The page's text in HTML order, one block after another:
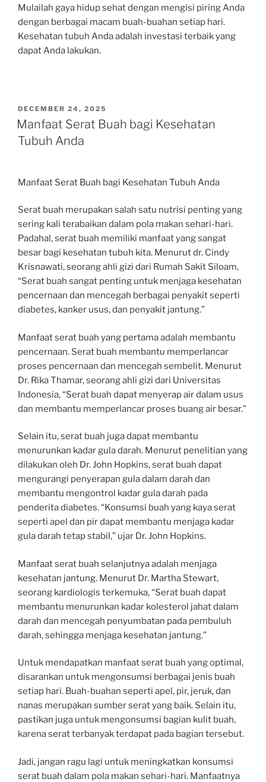
Mulailah gaya hidup sehat dengan mengisi piring Anda
dengan berbagai macam buah-buahan setiap hari.
Kesehatan tubuh Anda adalah investasi terbaik yang
dapat Anda lakukan.
POSTED
ON
DECEMBER 24, 2025
Manfaat Serat Buah bagi Kesehatan
Tubuh Anda
Manfaat Serat Buah bagi Kesehatan Tubuh Anda
Serat buah merupakan salah satu nutrisi penting yang
sering kali terabaikan dalam pola makan sehari-hari.
Padahal, serat buah memiliki manfaat yang sangat
besar bagi kesehatan tubuh kita. Menurut dr. Cindy
Krisnawati, seorang ahli gizi dari Rumah Sakit Siloam,
“Serat buah sangat penting untuk menjaga kesehatan
pencernaan dan mencegah berbagai penyakit seperti
diabetes, kanker usus, dan penyakit jantung.”
Manfaat serat buah yang pertama adalah membantu
pencernaan. Serat buah membantu memperlancar
proses pencernaan dan mencegah sembelit. Menurut
Dr. Rika Thamar, seorang ahli gizi dari Universitas
Indonesia, “Serat buah dapat menyerap air dalam usus
dan membantu memperlancar proses buang air besar.”
Selain itu, serat buah juga dapat membantu
menurunkan kadar gula darah. Menurut penelitian yang
dilakukan oleh Dr. John Hopkins, serat buah dapat
mengurangi penyerapan gula dalam darah dan
membantu mengontrol kadar gula darah pada
penderita diabetes. “Konsumsi buah yang kaya serat
seperti apel dan pir dapat membantu menjaga kadar
gula darah tetap stabil,” ujar Dr. John Hopkins.
Manfaat serat buah selanjutnya adalah menjaga
kesehatan jantung. Menurut Dr. Martha Stewart,
seorang kardiologis terkemuka, “Serat buah dapat
membantu menurunkan kadar kolesterol jahat dalam
darah dan mencegah penyumbatan pada pembuluh
darah, sehingga menjaga kesehatan jantung.”
Untuk mendapatkan manfaat serat buah yang optimal,
disarankan untuk mengonsumsi berbagai jenis buah
setiap hari. Buah-buahan seperti apel, pir, jeruk, dan
nanas merupakan sumber serat yang baik. Selain itu,
pastikan juga untuk mengonsumsi bagian kulit buah,
karena serat terbanyak terdapat pada bagian tersebut.
Jadi, jangan ragu lagi untuk meningkatkan konsumsi
serat buah dalam pola makan sehari-hari. Manfaatnya